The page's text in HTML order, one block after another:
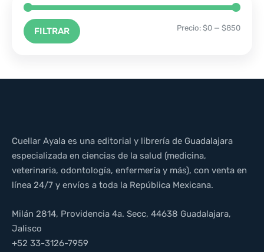
FILTRAR Precio: $0 — $850
Cuellar Ayala es una editorial y librería de Guadalajara
especializada en ciencias de la salud (medicina,
veterinaria, odontología, enfermería y más), con venta en
línea 24/7 y envíos a toda la República Mexicana.
Milán 2814, Providencia 4a. Secc, 44638 Guadalajara,
Jalisco
+52 33-3126-7959